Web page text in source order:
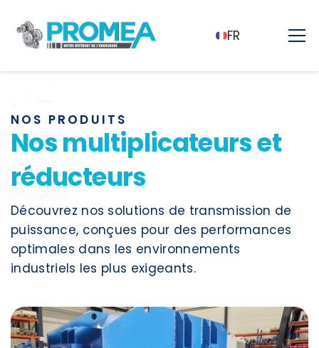
FR
NOS PRODUITS
Nos multiplicateurs et
réducteurs
Découvrez nos solutions de transmission de
puissance, conçues pour des performances
optimales dans les environnements
industriels les plus exigeants.